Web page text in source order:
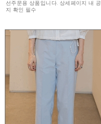
선주문용 상품입니다. 상세페이지 내 공
지 확인 필수